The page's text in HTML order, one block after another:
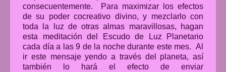
consecuentemente. Para maximizar los efectos
de su poder cocreativo divino, y mezclarlo con
toda la luz de otras almas maravillosas, hagan
esta meditación del Escudo de Luz Planetario
cada día a las 9 de la noche durante este mes. Al
ir este mensaje yendo a través del planeta, así
también lo hará el efecto de enviar